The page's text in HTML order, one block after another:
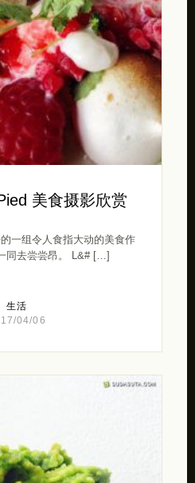
美食摄影欣赏
一组令人食指大动的美食作
同去尝尝昂。 L&# […]
生活
04/06